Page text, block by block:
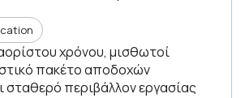
χρόνου, μισθωτοί
πακέτο αποδοχών
σταθερό περιβάλλον εργασίας